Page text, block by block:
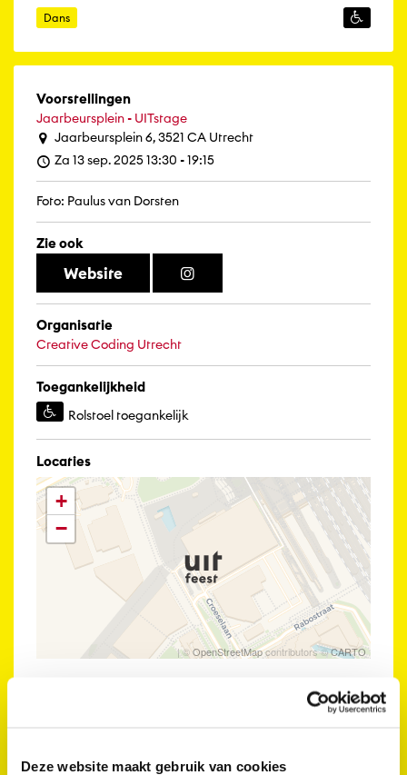
Deze website maakt gebruik van cookies
Dans
Voorstellingen
Jaarbeursplein - UITstage
Jaarbeursplein 6, 3521 CA Utrecht
Za 13 sep. 2025 13:30 - 19:15
Foto: Paulus van Dorsten
Zie ook
Website
Organisatie
Creative Coding Utrecht
Toegankelijkheid
Rolstoel toegankelijk
Locaties
+
−
| ©OpenStreetMapcontributors ©CARTO